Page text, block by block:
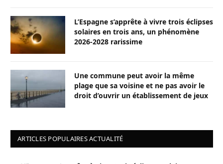
L’Espagne s’apprête à vivre trois éclipses
solaires en trois ans, un phénomène
2026-2028 rarissime
Une commune peut avoir la même
plage que sa voisine et ne pas avoir le
droit d’ouvrir un établissement de jeux
ARTICLES POPULAIRES ACTUALITÉ